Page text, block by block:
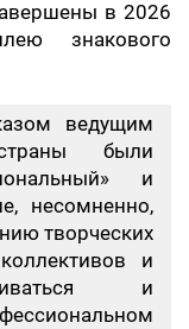
в 2026
знакового
ведущим
были
и
несомненно,
творческих
и
и